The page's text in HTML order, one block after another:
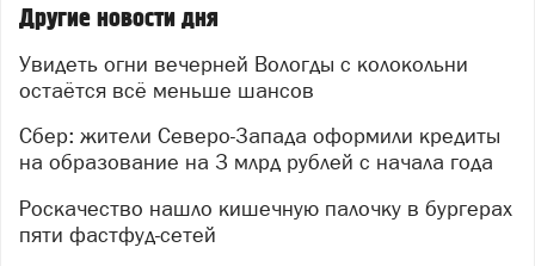
Другие новости дня
Увидеть огни вечерней Вологды с колокольни
остаётся всё меньше шансов
Сбер: жители Северо-Запада оформили кредиты
на образование на 3 млрд рублей с начала года
Роскачество нашло кишечную палочку в бургерах
пяти фастфуд-сетей